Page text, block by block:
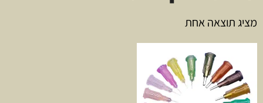
מציג תוצאה אחת